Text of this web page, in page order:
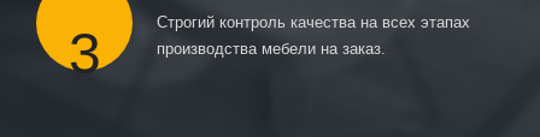
3
Строгий контроль качества на всех этапах
производства мебели на заказ.